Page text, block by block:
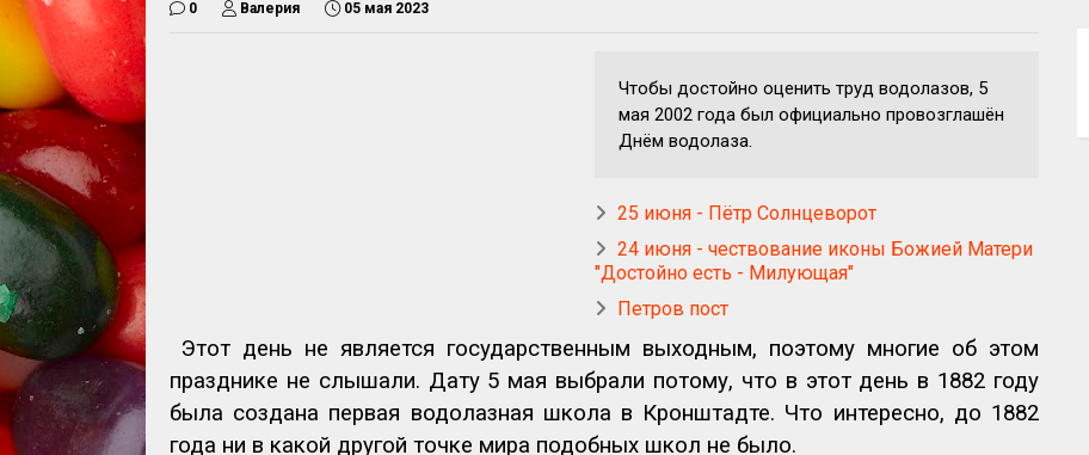
0 Валерия 05 мая 2023
Чтобы достойно оценить труд водолазов, 5
мая 2002 года был официально провозглашён
Днём водолаза.
25 июня - Пётр Солнцеворот
24 июня - чествование иконы Божией Матери
"Достойно есть - Милующая"
Петров пост
Этот день не является государственным выходным, поэтому многие об этом
празднике не слышали. Дату 5 мая выбрали потому, что в этот день в 1882 году
была создана первая водолазная школа в Кронштадте. Что интересно, до 1882
года ни в какой другой точке мира подобных школ не было.